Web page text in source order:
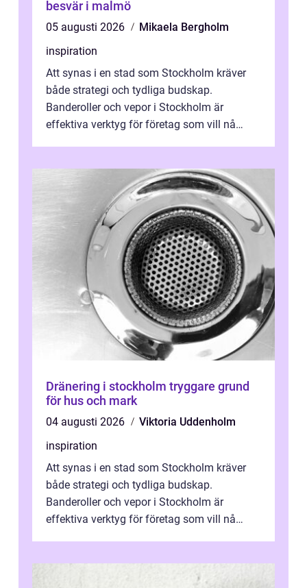
besvär i malmö
05 augusti 2026
Mikaela Bergholm
inspiration
Att synas i en stad som Stockholm kräver
både strategi och tydliga budskap.
Banderoller och vepor i Stockholm är
effektiva verktyg för företag som vill nå
Dränering i stockholm tryggare grund
för hus och mark
04 augusti 2026
Viktoria Uddenholm
inspiration
Att synas i en stad som Stockholm kräver
både strategi och tydliga budskap.
Banderoller och vepor i Stockholm är
effektiva verktyg för företag som vill nå